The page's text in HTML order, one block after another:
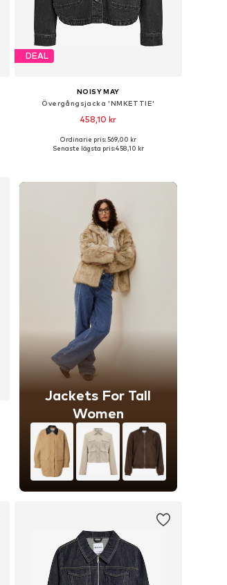
DEAL
NOISY MAY
Övergångsjacka 'NMKETTIE'
458,10 kr
Tillgängliga storlekar: XS, S, M, L, XL
Ordinarie pris: 569,00 kr
Senaste lägsta pris:458,10 kr
Jackets For Tall
Women